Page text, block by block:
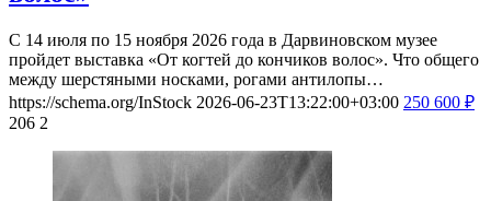
С 14 июля по 15 ноября 2026 года в Дарвиновском музее
пройдет выставка «От когтей до кончиков волос». Что общего
между шерстяными носками, рогами антилопы…
https://schema.org/InStock 2026-06-23T13:22:00+03:00 250 600 ₽
206 2